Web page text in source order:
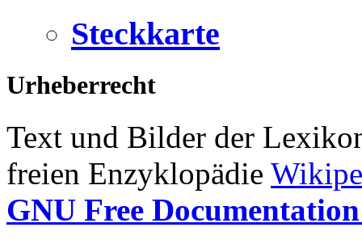
Steckkarte
Urheberrecht
Text und Bilder der
freien Enzyklopädie
GNU Free